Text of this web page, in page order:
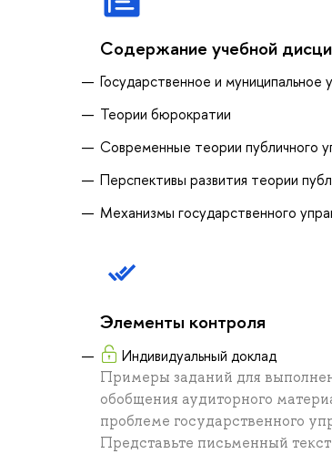
Содержание учебной
Государственное и муниципальное
Теории бюрократии
Современные теории публичного
Перспективы развития теории
Механизмы государственного
Элементы контроля
Индивидуальный доклад
Примеры заданий для
обобщения аудиторного
проблеме государственного
Представьте письменный